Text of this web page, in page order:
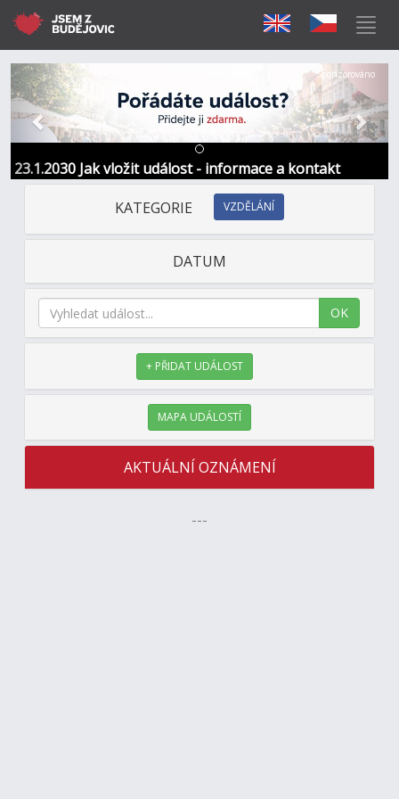
23.1.2030 Jak vložit událost - informace a kontakt
Předchozí Další
Sponzorováno
KATEGORIE VZDĚLÁNÍ
DATUM
OK
+ PŘIDAT UDÁLOST
MAPA UDÁLOSTÍ
AKTUÁLNÍ OZNÁMENÍ
---